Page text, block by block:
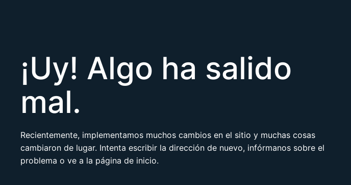
¡Uy! Algo ha salido
mal.
Recientemente, implementamos muchos cambios en el sitio y muchas cosas
cambiaron de lugar. Intenta escribir la dirección de nuevo, infórmanos sobre el
problema o ve a la página de inicio.